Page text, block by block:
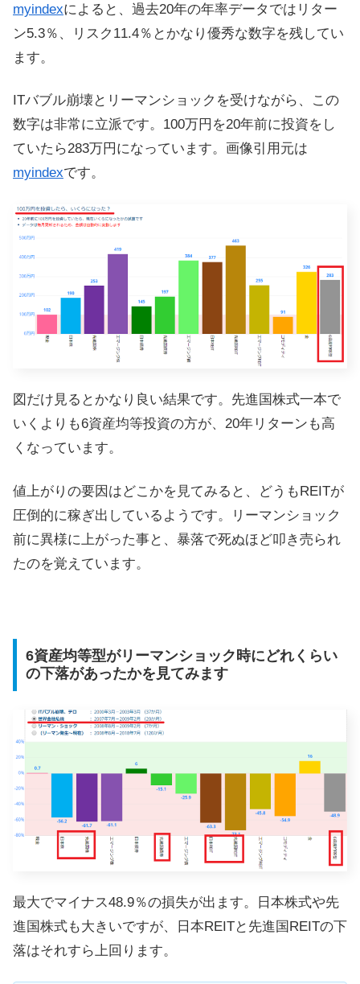
myindexによると、過去20年の年率データではリター
ン5.3％、リスク11.4％とかなり優秀な数字を残してい
ます。
ITバブル崩壊とリーマンショックを受けながら、この
数字は非常に立派です。100万円を20年前に投資をし
ていたら283万円になっています。画像引用元は
myindexです。
図だけ見るとかなり良い結果です。先進国株式一本で
いくよりも6資産均等投資の方が、20年リターンも高
くなっています。
値上がりの要因はどこかを見てみると、どうもREITが
圧倒的に稼ぎ出しているようです。リーマンショック
前に異様に上がった事と、暴落で死ぬほど叩き売られ
たのを覚えています。
6資産均等型がリーマンショック時にどれくらい
の下落があったかを見てみます
最大でマイナス48.9％の損失が出ます。日本株式や先
進国株式も大きいですが、日本REITと先進国REITの下
落はそれすら上回ります。